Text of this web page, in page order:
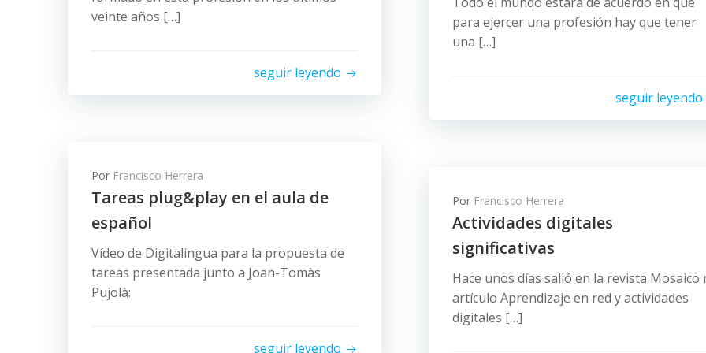
veinte años […]
seguir leyendo
para ejercer una profesión hay que tener
una […]
seguir leyendo
Por Francisco Herrera
Tareas plug&play en el aula de
español
Vídeo de Digitalingua para la propuesta de
tareas presentada junto a Joan-Tomàs
Pujolà:
seguir leyendo
Por Francisco Herrera
Actividades digitales
significativas
Hace unos días salió en la revista Mosaico
artículo Aprendizaje en red y actividades
digitales […]